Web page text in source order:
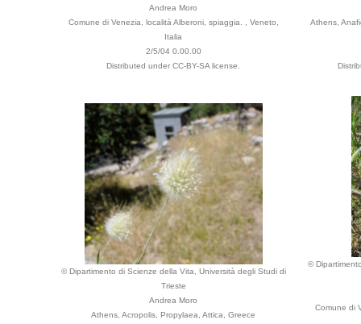
Andrea Moro
Comune di Venezia, località Alberoni, spiaggia. , Veneto,
Italia
2/5/04 0.00.00
Distributed under CC-BY-SA license.
Athens,
© Dipartimento di Scienze della Vita, Università degli Studi di
Trieste
Andrea Moro
Athens, Acropolis, Propylaea, Attica, Greece
©
Comune di